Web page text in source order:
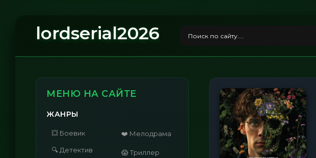
lordserial2026
МЕНЮ НА САЙТЕ
ЖАНРЫ
💥 Боевик
🔍 Детектив
❤️ Мелодрама
😱 Триллер